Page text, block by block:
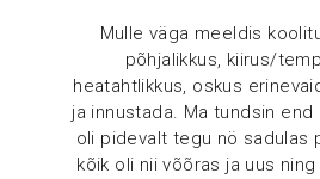
Mulle väga meeldis
põhjalikkus, kiirus/
heatahtlikkus, oskus
ja innustada. Ma tundsin
oli pidevalt tegu nö sadulas
kõik oli nii võõras ja uus